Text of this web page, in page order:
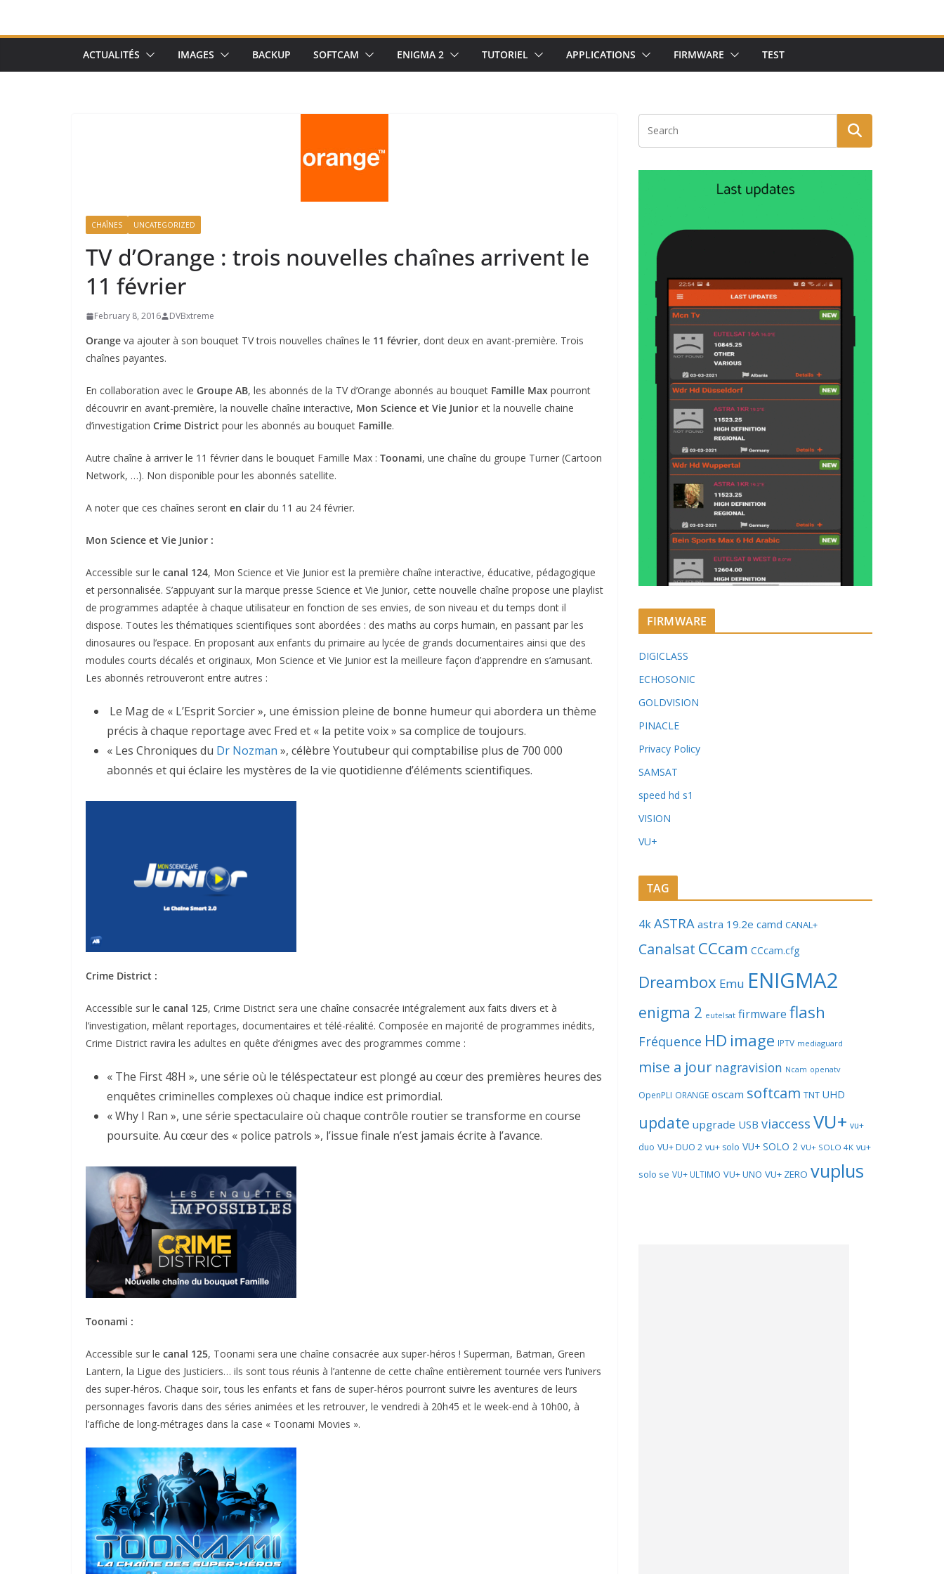
ACTUALITÉS IMAGES BACKUP SOFTCAM ENIGMA 2 TUTORIEL APPLICATIONS FIRMWARE TEST
CHAÎNES UNCATEGORIZED
TV d’Orange : trois nouvelles chaînes arrivent le
11 février
February 8, 2016 DVBxtreme
Orange va ajouter à son bouquet TV trois nouvelles chaînes le 11 février, dont deux en avant-première. Trois
chaînes payantes.
En collaboration avec le Groupe AB, les abonnés de la TV d’Orange abonnés au bouquet Famille Max pourront
découvrir en avant-première, la nouvelle chaîne interactive, Mon Science et Vie Junior et la nouvelle chaine
d’investigation Crime District pour les abonnés au bouquet Famille.
Autre chaîne à arriver le 11 février dans le bouquet Famille Max : Toonami, une chaîne du groupe Turner (Cartoon
Network, …). Non disponible pour les abonnés satellite.
A noter que ces chaînes seront en clair du 11 au 24 février.
Mon Science et Vie Junior :
Accessible sur le canal 124, Mon Science et Vie Junior est la première chaîne interactive, éducative, pédagogique
et personnalisée. S’appuyant sur la marque presse Science et Vie Junior, cette nouvelle chaîne propose une playlist
de programmes adaptée à chaque utilisateur en fonction de ses envies, de son niveau et du temps dont il
dispose. Toutes les thématiques scientifiques sont abordées : des maths au corps humain, en passant par les
dinosaures ou l’espace. En proposant aux enfants du primaire au lycée de grands documentaires ainsi que des
modules courts décalés et originaux, Mon Science et Vie Junior est la meilleure façon d’apprendre en s’amusant.
Les abonnés retrouveront entre autres :
Le Mag de « L’Esprit Sorcier », une émission pleine de bonne humeur qui abordera un thème
précis à chaque reportage avec Fred et « la petite voix » sa complice de toujours.
« Les Chroniques du Dr Nozman », célèbre Youtubeur qui comptabilise plus de 700 000
abonnés et qui éclaire les mystères de la vie quotidienne d’éléments scientifiques.
Crime District :
Accessible sur le canal 125, Crime District sera une chaîne consacrée intégralement aux faits divers et à
l’investigation, mêlant reportages, documentaires et télé-réalité. Composée en majorité de programmes inédits,
Crime District ravira les adultes en quête d’énigmes avec des programmes comme :
« The First 48H », une série où le téléspectateur est plongé au cœur des premières heures des
enquêtes criminelles complexes où chaque indice est primordial.
« Why I Ran », une série spectaculaire où chaque contrôle routier se transforme en course
poursuite. Au cœur des « police patrols », l’issue finale n’est jamais écrite à l’avance.
Toonami :
Accessible sur le canal 125, Toonami sera une chaîne consacrée aux super-héros ! Superman, Batman, Green
Lantern, la Ligue des Justiciers… ils sont tous réunis à l’antenne de cette chaîne entièrement tournée vers l’univers
des super-héros. Chaque soir, tous les enfants et fans de super-héros pourront suivre les aventures de leurs
personnages favoris dans des séries animées et les retrouver, le vendredi à 20h45 et le week-end à 10h00, à
l’affiche de long-métrages dans la case « Toonami Movies ».
FIRMWARE
DIGICLASS
ECHOSONIC
GOLDVISION
PINACLE
Privacy Policy
SAMSAT
speed hd s1
VISION
VU+
TAG
4kASTRA astra 19.2e camd CANAL+
Canalsat CCcam CCcam.cfg
Dreambox Emu ENIGMA2
enigma 2 eutelsat firmware flash
Fréquence HD image IPTV mediaguard
mise a jour nagravision Ncam openatv
OpenPLI ORANGE oscam softcam TNT UHD
update upgrade USB viaccess VU+ vu+
duo VU+ DUO 2 vu+ solo VU+ SOLO 2 VU+ SOLO 4K vu+
solo se VU+ ULTIMO VU+ UNO VU+ ZERO vuplus